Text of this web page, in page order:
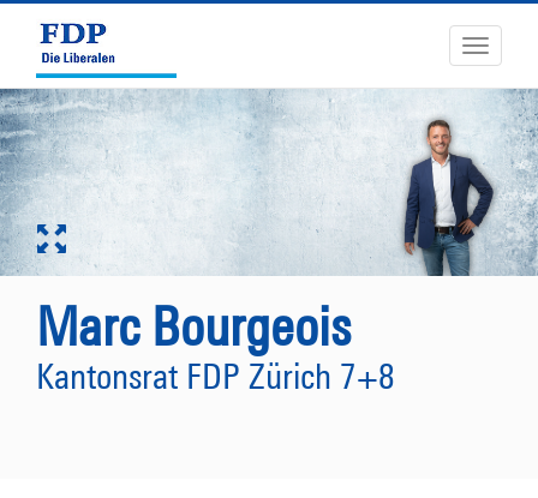
Toggle
Marc Bourgeois
Kantonsrat FDP Zürich 7+8